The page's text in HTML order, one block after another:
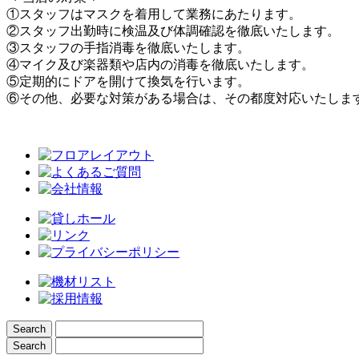
①スタッフはマスクを着用して業務にあたります。
②スタッフ出勤時に検温及び体調確認を徹底いたします。
③スタッフの手指消毒を徹底いたします。
④マイク及び楽器類や店内の消毒を徹底いたします。
⑤定期的にドアを開けて換気を行います。
⑥その他、必要な対策がある場合は、その都度対応いたしま